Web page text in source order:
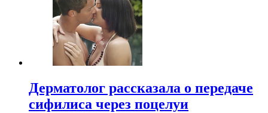
Дерматолог рассказала о передаче
сифилиса через поцелуи